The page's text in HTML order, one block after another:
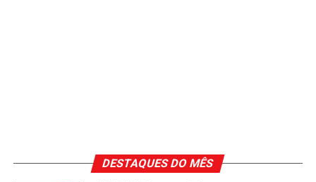
DESTAQUES DO MÊS